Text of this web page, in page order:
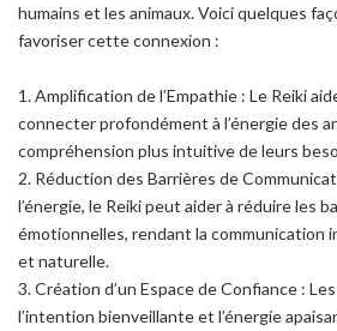
humains et les animaux. Voici quelques
favoriser cette connexion :
1. Amplification de l’Empathie : Le Reiki
connecter profondément à l’énergie des
compréhension plus intuitive de leurs
2. Réduction des Barrières de
l’énergie, le Reiki peut aider à réduire les
émotionnelles, rendant la communication
et naturelle.
3. Création d’un Espace de Confiance :
l’intention bienveillante et l’énergie